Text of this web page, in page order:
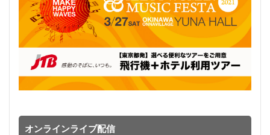
オンラインライブ配信